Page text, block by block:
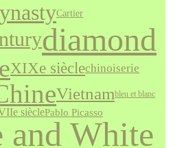
Cartier
diamond
XIXe sièclechinoiserie
Vietnambleu et blanc
sièclePablo Picasso
and White